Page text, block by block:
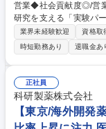
営業◆社会貢献度◎/営業職チャレン
研究を支える「実験パ
薬会社へ、実験動物や
心。（大学、企業(製薬会社、CRO等) 【詳細
兼ねた営業です。 単な
アウト相談や洗浄受託
のがミッションです。
材料が数年後の新薬や
す。 募集職種 【京都】大学・製薬会社へのルート営業◆社会貢献度◎/営
業職チャレンジ歓迎◆
業界未経験歓迎 資格取
時短勤務あり
退職金あ
正社員
科研製薬株式会社
【東京/海外開発